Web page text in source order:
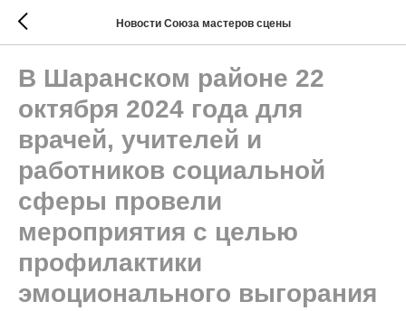
Новости Союза мастеров сцены
В Шаранском районе 22
октября 2024 года для
врачей, учителей и
работников социальной
сферы провели
мероприятия с целью
профилактики
эмоционального выгорания